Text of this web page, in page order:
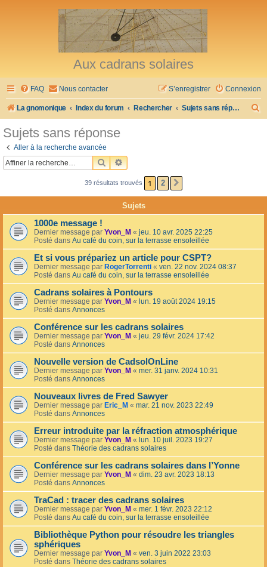
Aux cadrans solaires
FAQ Nous contacter Connexion
S’enregistrer
La gnomonique Index du forum Rechercher Sujets sans réponse
h
r
Sujets sans réponse
Aller à la recherche avancée
RECHERCHER
RECHERCHE AVANCÉE
39 résultats trouvés 1 2
Sujets
1000e message !
Dernier message par Yvon_M « jeu. 10 avr. 2025 22:25
Posté dans Au café du coin, sur la terrasse ensoleillée
Et si vous prépariez un article pour CSPT?
Dernier message par RogerTorrenti « ven. 22 nov. 2024 08:37
Posté dans Au café du coin, sur la terrasse ensoleillée
Cadrans solaires à Pontours
Dernier message par Yvon_M « lun. 19 août 2024 19:15
Posté dans Annonces
Conférence sur les cadrans solaires
Dernier message par Yvon_M « jeu. 29 févr. 2024 17:42
Posté dans Annonces
Nouvelle version de CadsolOnLine
Dernier message par Yvon_M « mer. 31 janv. 2024 10:31
Posté dans Annonces
Nouveaux livres de Fred Sawyer
Dernier message par Eric_M « mar. 21 nov. 2023 22:49
Posté dans Annonces
Erreur introduite par la réfraction atmosphérique
Dernier message par Yvon_M « lun. 10 juil. 2023 19:27
Posté dans Théorie des cadrans solaires
Conférence sur les cadrans solaires dans l’Yonne
Dernier message par Yvon_M « dim. 23 avr. 2023 18:13
Posté dans Annonces
TraCad : tracer des cadrans solaires
Dernier message par Yvon_M « mer. 1 févr. 2023 22:12
Posté dans Au café du coin, sur la terrasse ensoleillée
Bibliothèque Python pour résoudre les triangles
sphériques
Dernier message par Yvon_M « ven. 3 juin 2022 23:03
Posté dans Théorie des cadrans solaires